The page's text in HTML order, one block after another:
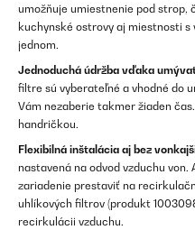
umožňuje umiestnenie pod strop,
kuchynské ostrovy aj miestnosti
jednom.
Jednoduchá údržba vďaka
filtre sú vyberateľné a vhodné do
Vám nezaberie takmer žiaden
handričkou.
Flexibilná inštalácia aj bez
nastavená na odvod vzduchu
zariadenie prestaviť na
uhlíkových filtrov (produkt
recirkulácii vzduchu.